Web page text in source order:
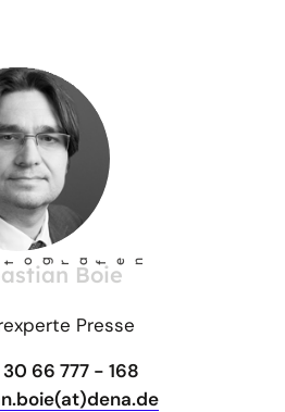
f fen
Boie
Presse
66 777 - 168